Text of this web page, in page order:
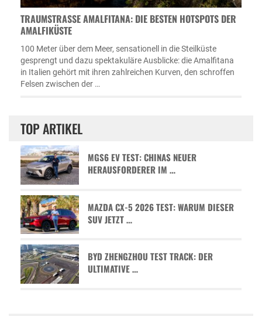
TRAUMSTRASSE AMALFITANA: DIE BESTEN HOTSPOTS DER A
MALFIKÜSTE
100 Meter über dem Meer, sensationell in die Steilküste
gesprengt und dazu spektakuläre Ausblicke: die Amalfitana
in Italien gehört mit ihren zahlreichen Kurven, den schroffen
Felsen zwischen der …
TOP ARTIKEL
MGS6 EV TEST: CHINAS NEUER
HERAUSFORDERER IM …
MAZDA CX-5 2026 TEST: WARUM DIESER
SUV JETZT …
BYD ZHENGZHOU TEST TRACK: DER
ULTIMATIVE …